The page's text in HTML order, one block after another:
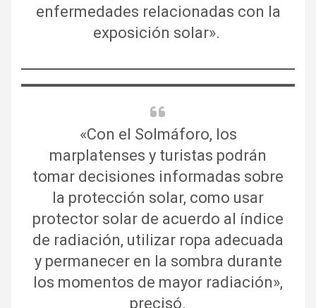
enfermedades relacionadas con la
exposición solar».
«Con el Solmáforo, los
marplatenses y turistas podrán
tomar decisiones informadas sobre
la protección solar, como usar
protector solar de acuerdo al índice
de radiación, utilizar ropa adecuada
y permanecer en la sombra durante
los momentos de mayor radiación»,
precisó.